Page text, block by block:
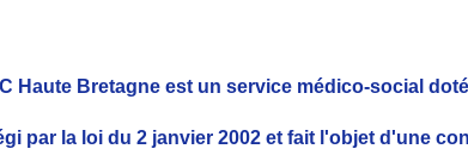
Haute Bretagne est un service médico-social
par la loi du 2 janvier 2002 et fait l'objet d'une